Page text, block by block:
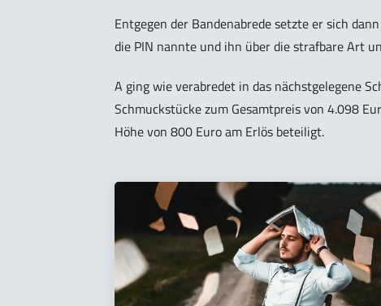
Entgegen der Bandenabrede setzte er sich
die PIN nannte und ihn über die strafbare Art
A ging wie verabredet in das nächstgelegene
Schmuckstücke zum Gesamtpreis von 4.098
Höhe von 800 Euro am Erlös beteiligt.